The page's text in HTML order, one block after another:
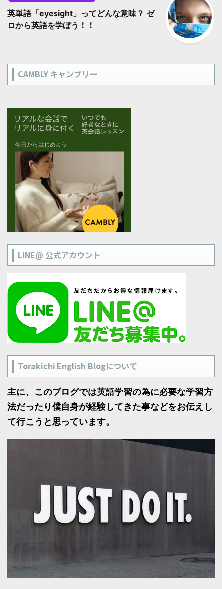
英単語「eyesight」ってどんな意味？ ゼ
ロから英語を学ぼう！！
CAMBLY キャンブリー
LINE@ 公式アカウント
Torakichi English Blogについて
主に、このブログでは英語学習の為に必要な学習方
法だったり僕自身が経験してきた事などをお伝えし
て行こうと思っています。